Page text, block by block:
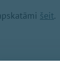
šeit.